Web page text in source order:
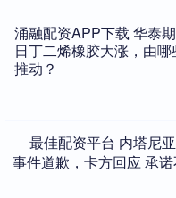
涌融配资APP下载 华泰
日丁二烯橡胶大涨，由
推动？
最佳配资平台 内塔尼
事件道歉，卡方回应 承